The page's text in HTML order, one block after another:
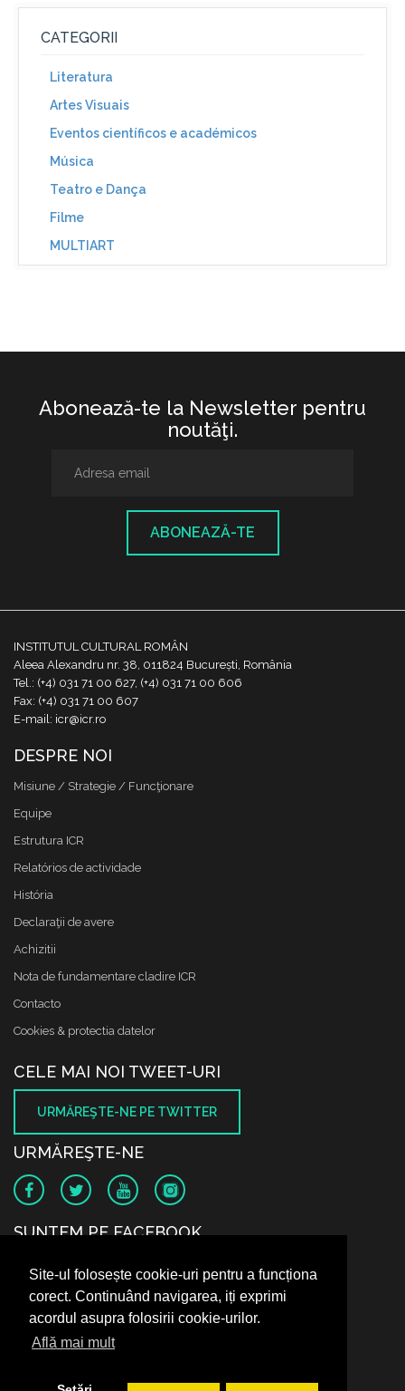
Site-ul folosește cookie-uri pentru a funcționa
corect. Continuând navigarea, iți exprimi
acordul asupra folosirii cookie-urilor.
Află mai mult
CATEGORII
Literatura
Artes Visuais
Eventos científicos e académicos
Música
Teatro e Dança
Filme
MULTIART
Abonează-te la Newsletter pentru
noutăţi.
ABONEAZĂ-TE
INSTITUTUL CULTURAL ROMÂN
Aleea Alexandru nr. 38, 011824 București, România
Tel.: (+4) 031 71 00 627, (+4) 031 71 00 606
Fax: (+4) 031 71 00 607
E-mail: icr@icr.ro
DESPRE NOI
Misiune / Strategie / Funcţionare
Equipe
Estrutura ICR
Relatórios de actividade
História
Declaraţii de avere
Achizitii
Nota de fundamentare cladire ICR
Contacto
Cookies & protectia datelor
CELE MAI NOI TWEET-URI
URMĂREŞTE-NE PE TWITTER
URMĂREŞTE-NE
SUNTEM PE FACEBOOK